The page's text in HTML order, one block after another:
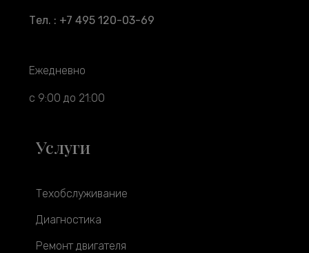
Тел. : +7 495 120-03-69
Ежедневно
с 9:00 до 21:00
Услуги
Техобслуживание
Диагностика
Ремонт двигателя